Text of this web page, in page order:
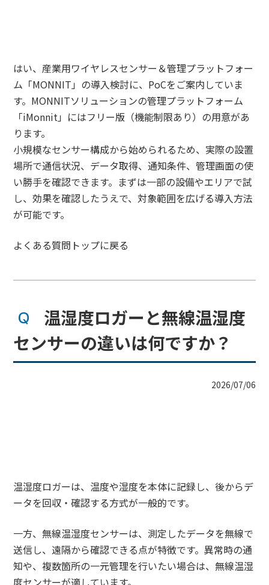
はい、産業用ワイヤレスセンサー＆管理プラットフォー
ム「MONNIT」の導入検討に、PoCをご案内していま
す。MONNITソリューションの管理プラットフォーム
「iMonnit」にはフリー版（機能制限あり）の用意があ
ります。
小規模なセンサー構成から始められるため、実際の設置
場所で通信状況、データ取得、通知条件、管理画面の使
い勝手を確認できます。まずは一部の設備やエリアで試
し、効果を確認したうえで、対象範囲を広げる導入方法
が可能です。
よくある質問トップに戻る
温湿度ロガーと無線温湿度
センサーの違いは何ですか？
2026/07/06
温湿度ロガーは、温度や湿度を本体に記録し、後からデ
ータを回収・確認する方式が一般的です。
一方、無線温湿度センサーは、測定したデータを無線で
送信し、遠隔から確認できる点が特徴です。異常時の通
知や、複数箇所の一元管理を行いたい場合は、無線温湿
度センサーが適しています。